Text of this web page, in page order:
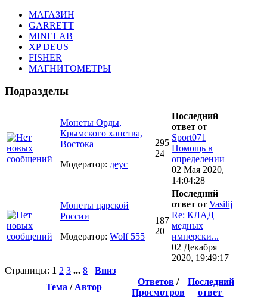
МАГАЗИН
GARRETT
MINELAB
XP DEUS
FISHER
МАГНИТОМЕТРЫ
Подразделы
Монеты Орды,
Крымского ханства,
Востока
Модератор: деус
295
24
Последний
ответ от
Sport071
Помощь в
определении
02 Мая 2020,
14:04:28
Монеты царской
России
Модератор: Wolf 555
187
20
Последний
ответ от Vasilij
Re: КЛАД
медных
имперски...
02 Декабря
2020, 19:49:17
Страницы: 1 2 3 ... 8
Вниз
Тема / Автор
Ответов /
Просмотров
Последний
ответ